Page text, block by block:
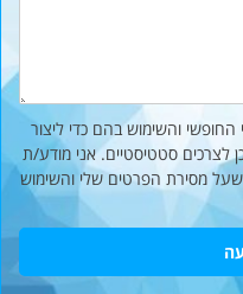
והשימוש בהם כדי ליצור
לצרכים סטטיסטיים. אני מודע/ת
מסירת הפרטים שלי והשימוש